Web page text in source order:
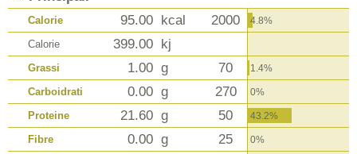
Calorie 95.00 kcal 2000 4.8%
Calorie 399.00 kj
Grassi 1.00 g 70 1.4%
Carboidrati 0.00 g 270 0%
Proteine 21.60 g 50 43.2%
Fibre 0.00 g 25 0%